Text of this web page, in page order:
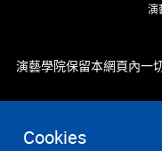
Cookies
演
演藝學院保留本網頁內一